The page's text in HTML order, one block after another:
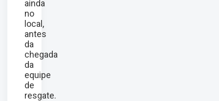
ainda
no
local,
antes
da
chegada
da
equipe
de
resgate.